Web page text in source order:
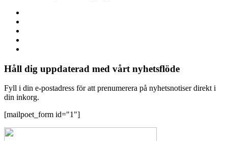
Håll dig uppdaterad med vårt nyhetsflöde
Fyll i din e-postadress för att prenumerera på nyhetsnotiser direkt i
din inkorg.
[mailpoet_form id="1"]